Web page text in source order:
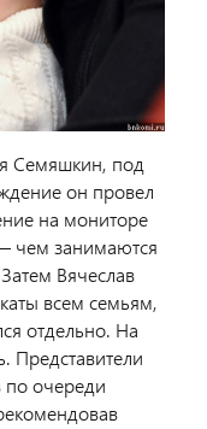
Семяшкин, под
он провел
на мониторе
чем занимаются
Вячеслав
всем семьям,
отдельно. На
Представители
по очереди